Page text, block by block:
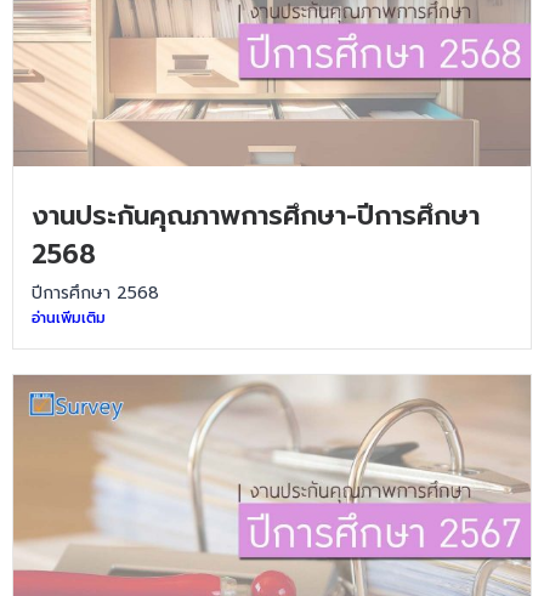
งานประกันคุณภาพการศึกษา-ปีการศึกษา
2568
ปีการศึกษา 2568
อ่านเพิ่มเติม